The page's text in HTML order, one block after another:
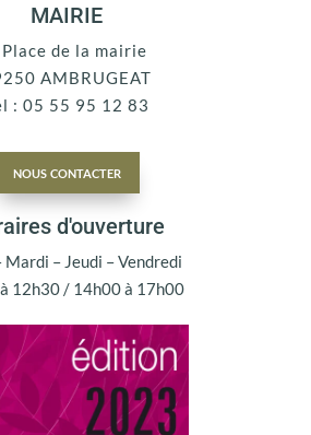
MAIRIE
de la mairie
AMBRUGEAT
: 05 55 95 12 83
nous contacter
d'ouverture
Mardi – Jeudi – Vendredi
12h30 / 14h00 à 17h00